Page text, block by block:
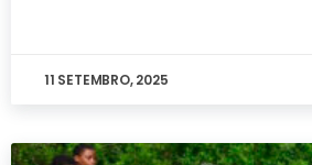
11 SETEMBRO, 2025